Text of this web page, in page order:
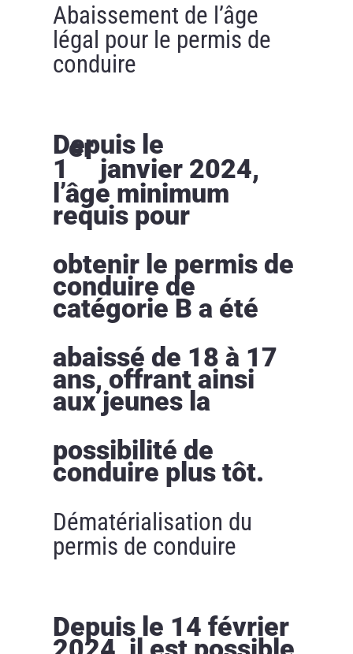
Abaissement de l’âge
légal pour le permis de
conduire
Depuis le
1
er
janvier 2024,
l’âge minimum
requis pour
obtenir le permis de
conduire de
catégorie B a été
abaissé de 18 à 17
ans, offrant ainsi
aux jeunes la
possibilité de
conduire plus tôt.
Dématérialisation du
permis de conduire
Depuis le 14 février